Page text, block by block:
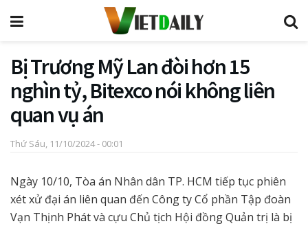
Bị Trương Mỹ Lan đòi hơn 15
nghìn tỷ, Bitexco nói không liên
quan vụ án
Thứ Sáu, 11/10/2024 - 00:01
Ngày 10/10, Tòa án Nhân dân TP. HCM tiếp tục phiên
xét xử đại án liên quan đến Công ty Cổ phần Tập đoàn
Vạn Thịnh Phát và cựu Chủ tịch Hội đồng Quản trị là bị